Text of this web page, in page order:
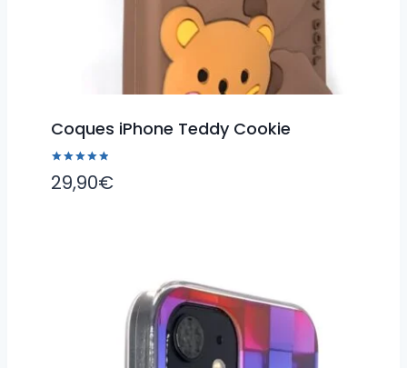
Coques iPhone Teddy Cookie
Note
5.00
sur 5
29,90€